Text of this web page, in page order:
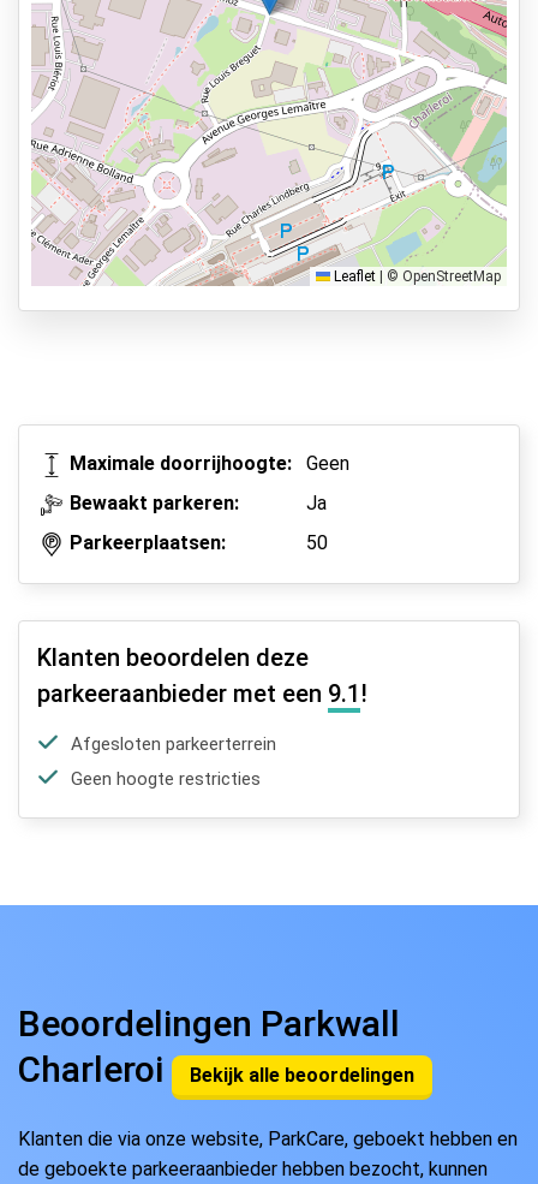
Parkeervormen
Shuttle Parking
Valet Parking
Park & Walk
Park, Sleep & Fly
Leaflet © OpenStreetMap
Maximale doorrijhoogte:
Geen
Bewaakt parkeren:
Ja
Parkeerplaatsen:
50
Klanten beoordelen deze
parkeeraanbieder met een 9.1 !
Afgesloten parkeerterrein
Geen hoogte restricties
Beoordelingen Parkwall
Charleroi
Bekijk alle beoordelingen
Klanten die via onze website, ParkCare, geboekt hebben en
de geboekte parkeeraanbieder hebben bezocht, kunnen